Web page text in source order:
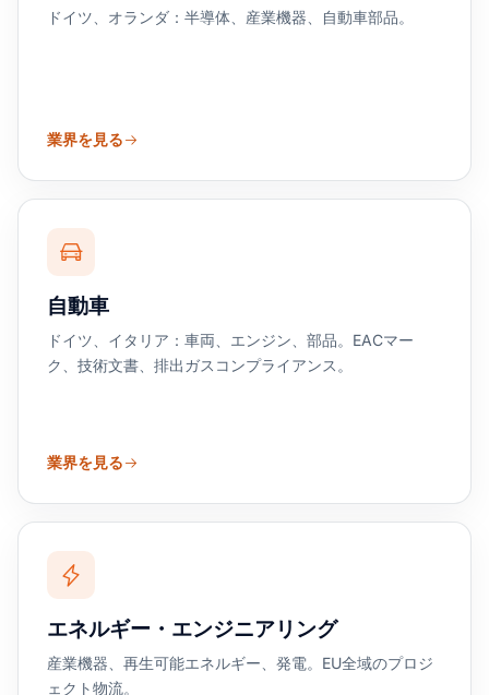
ドイツ、オランダ：半導体、産業機器、自動車部品。
業界を見る
自動車
ドイツ、イタリア：車両、エンジン、部品。EACマー
ク、技術文書、排出ガスコンプライアンス。
業界を見る
エネルギー・エンジニアリング
産業機器、再生可能エネルギー、発電。EU全域のプロジ
ェクト物流。